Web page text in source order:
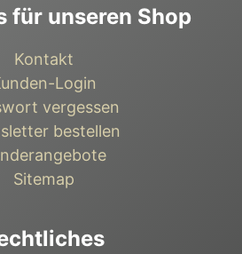
für unseren Shop
Kontakt
Login
vergessen
bestellen
Sitemap